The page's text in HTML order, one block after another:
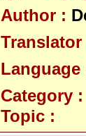
Author :
Translator
Language
Category :
Topic :